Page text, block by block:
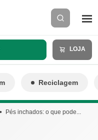
LOJA
Reciclagem
Pés inchados: o que pode...